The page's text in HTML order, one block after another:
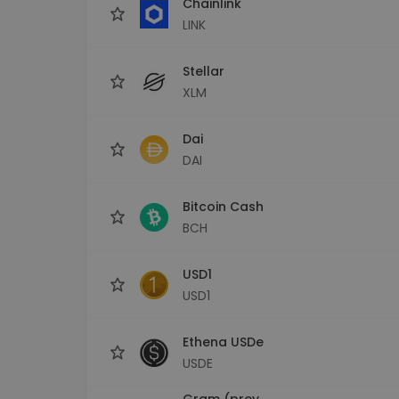
LINK
Stellar
XLM
Dai
DAI
Bitcoin Cash
BCH
USD1
USD1
Ethena USDe
USDE